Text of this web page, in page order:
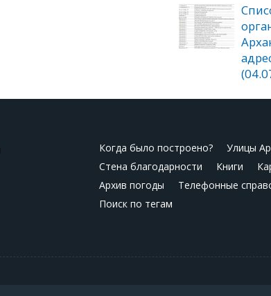
Когда было построено?
Улицы
Стена благодарности
Книги
Архив погоды
Телефонные
Поиск по тегам